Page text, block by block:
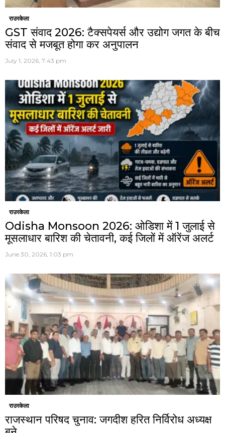
राउरकेला
GST संवाद 2026: टैक्सपेयर्स और उद्योग जगत के बीच
संवाद से मजबूत होगा कर अनुपालन
July 1, 2026, 7:43 pm
राउरकेला
Odisha Monsoon 2026: ओडिशा में 1 जुलाई से
मूसलाधार बारिश की चेतावनी, कई जिलों में ऑरेंज अलर्ट
June 30, 2026, 1:03 pm
राउरकेला
राजस्थान परिषद चुनाव: जगदीश हरित निर्विरोध अध्यक्ष